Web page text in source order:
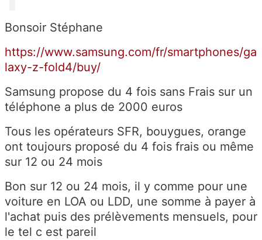
Bonsoir Stéphane
https://www.samsung.com/fr/smartphones/ga
laxy-z-fold4/buy/
Samsung propose du 4 fois sans Frais sur un
téléphone a plus de 2000 euros
Tous les opérateurs SFR, bouygues, orange
ont toujours proposé du 4 fois frais ou même
sur 12 ou 24 mois
Bon sur 12 ou 24 mois, il y comme pour une
voiture en LOA ou LDD, une somme à payer à
l'achat puis des prélèvements mensuels, pour
le tel c est pareil